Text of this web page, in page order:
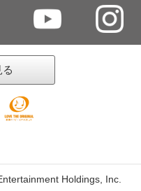
Holdings, Inc.